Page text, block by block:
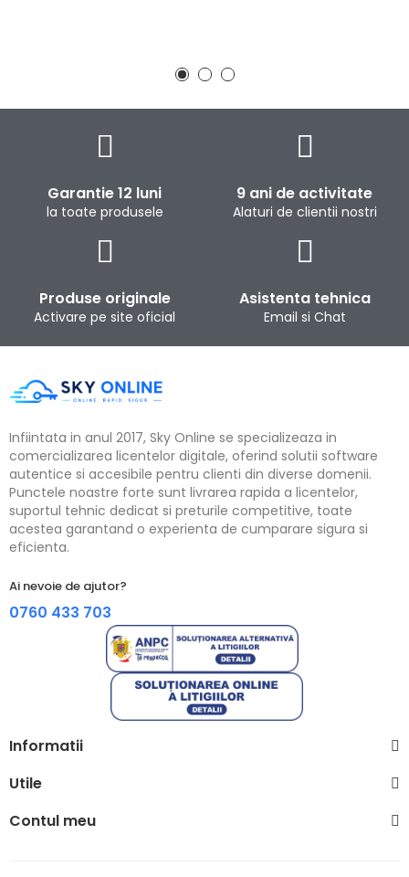
Garantie 12 luni
la toate produsele
9 ani de activitate
Alaturi de clientii nostri
Produse originale
Activare pe site oficial
Asistenta tehnica
Email si Chat
Infiintata in anul 2017, Sky Online se specializeaza in
comercializarea licentelor digitale, oferind solutii software
autentice si accesibile pentru clienti din diverse domenii.
Punctele noastre forte sunt livrarea rapida a licentelor,
suportul tehnic dedicat si preturile competitive, toate
acestea garantand o experienta de cumparare sigura si
eficienta.
Ai nevoie de ajutor?
0760 433 703
Informatii
Utile
Contul meu